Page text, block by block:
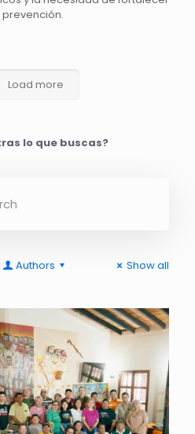
prevención.
Load more
lo que buscas?
Authors Show all